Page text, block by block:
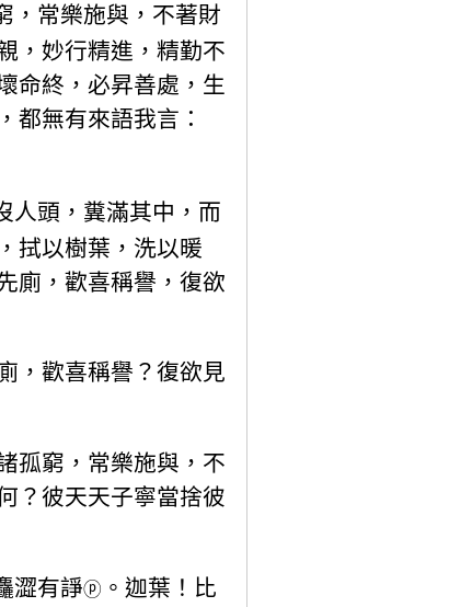
，常樂施與，不著財
，妙行精進，精勤不
命終，必昇善處，生
都無有來語我言：
人頭，糞滿其中，而
拭以樹葉，洗以暖
廁，歡喜稱譽，復欲
，歡喜稱譽？復欲見
孤窮，常樂施與，不
？彼天天子寧當捨彼
澀有諍ⓟ 。迦葉！比